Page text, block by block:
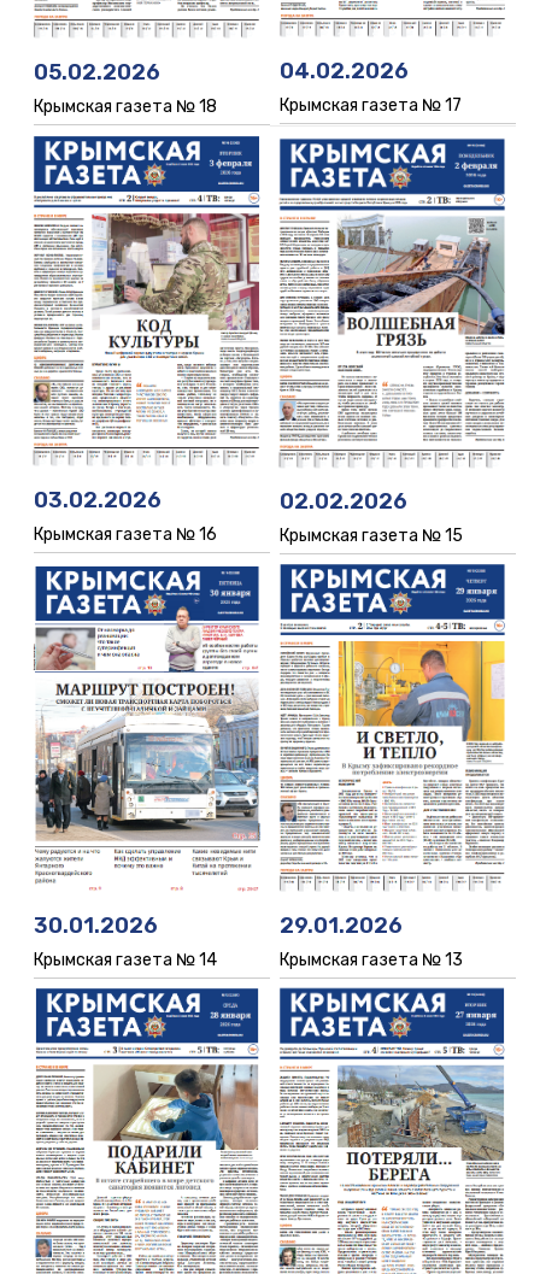
05.02.2026
Крымская газета № 18
04.02.2026
Крымская газета № 17
03.02.2026
Крымская газета № 16
02.02.2026
Крымская газета № 15
30.01.2026
Крымская газета № 14
29.01.2026
Крымская газета № 13